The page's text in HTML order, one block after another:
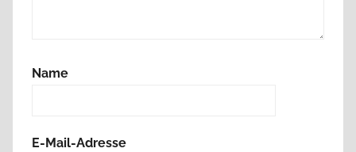
Name
E-Mail-Adresse